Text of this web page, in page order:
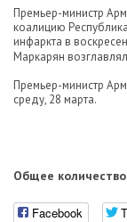
Премьер-министр
коалицию
инфаркта в
Маркарян
Премьер-министр
среду, 28 марта.
Общее
Facebook